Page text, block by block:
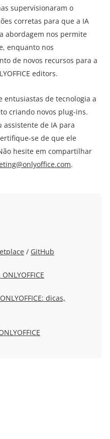
supervisionaram o
corretas para que a IA
abordagem nos permite
enquanto nos
de novos recursos para a
editors.
entusiastas de tecnologia a
criando novos plug-ins.
assistente de IA para
se de que ele
hesite em compartilhar
.
/ GitHub
dicas,